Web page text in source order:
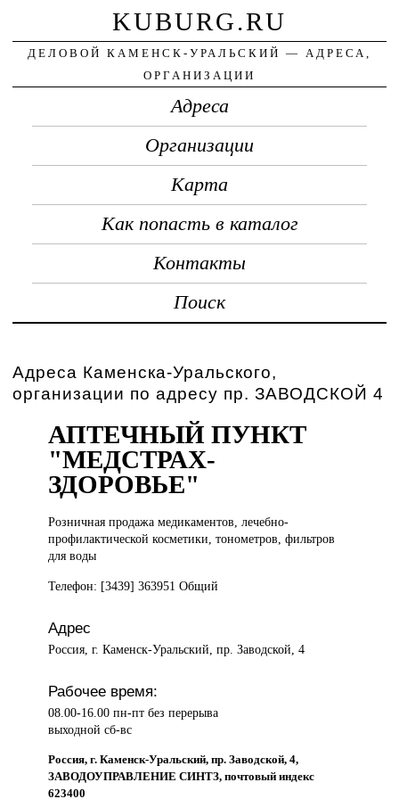
KUBURG.RU
ДЕЛОВОЙ КАМЕНСК-УРАЛЬСКИЙ — АДРЕСА,
ОРГАНИЗАЦИИ
Адреса
Организации
Карта
Как попасть в каталог
Контакты
Поиск
Адреса Каменска-Уральского,
организации по адресу пр. ЗАВОДСКОЙ 4
АПТЕЧНЫЙ ПУНКТ
"МЕДСТРАХ-
ЗДОРОВЬЕ"
Розничная продажамедикаментов, лечебно-
профилактической косметики, тонометров, фильтров
для воды
Телефон: [3439] 363951 Общий
Адрес
Россия, г. Каменск-Уральский, пр. Заводской, 4
Рабочее время:
08.00-16.00 пн-пт без перерыва
выходной сб-вс
Россия, г. Каменск-Уральский, пр. Заводской, 4,
ЗАВОДОУПРАВЛЕНИЕ СИНТЗ, почтовый индекс
623400